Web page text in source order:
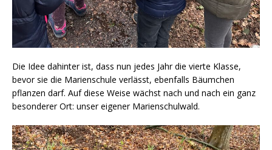
Die Idee dahinter ist, dass nun jedes Jahr die vierte Klasse,
bevor sie die Marienschule verlässt, ebenfalls Bäumchen
pflanzen darf. Auf diese Weise wächst nach und nach ein ganz
besonderer Ort: unser eigener Marienschulwald.